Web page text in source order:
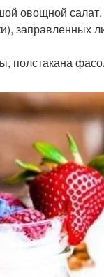
овощной салат.
заправленных
полстакана